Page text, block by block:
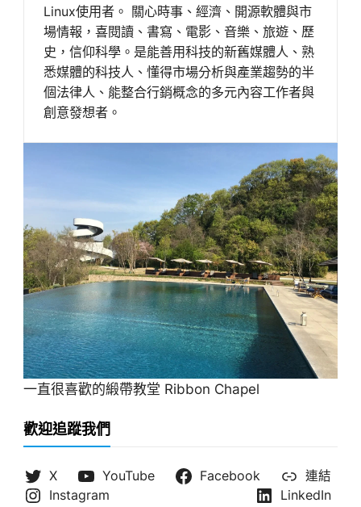
Linux使用者。 關心時事、經濟、開源軟體與市
場情報，喜閱讀、書寫、電影、音樂、旅遊、歷
史，信仰科學。是能善用科技的新舊媒體人、熟
悉媒體的科技人、懂得市場分析與產業趨勢的半
個法律人、能整合行銷概念的多元內容工作者與
創意發想者。
一直很喜歡的緞帶教堂 Ribbon Chapel
歡迎追蹤我們
X YouTube Facebook
連結
Instagram
LinkedIn